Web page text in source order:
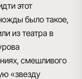
этот
было такое,
из театра в
смешливого
«звезду